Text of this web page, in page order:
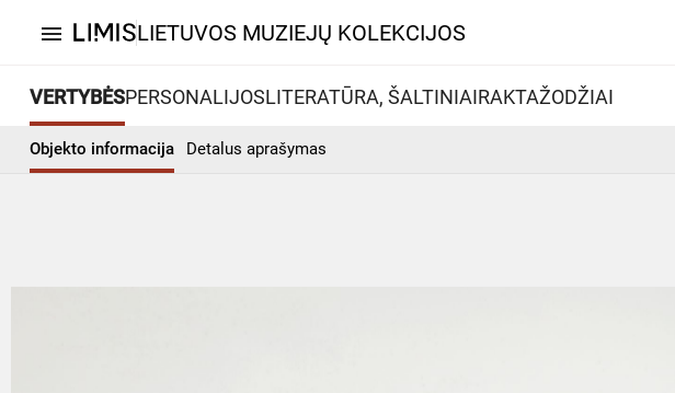
menu LIETUVOS MUZIEJŲ KOLEKCIJOS
VERTYBĖSPERSONALIJOSLITERATŪRA, ŠALTINIAIRAKTAŽODŽIAI
Objekto informacija Detalus aprašymas